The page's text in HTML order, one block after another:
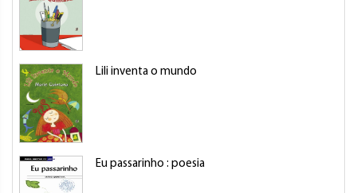
Lili inventa o mundo
Eu passarinho : poesia